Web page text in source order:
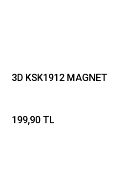
3D KSK1912 MAGNET
199,90 TL